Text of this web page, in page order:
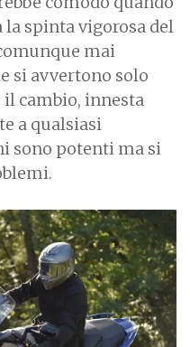
la spinta vigorosa del
mai
si avvertono solo
il cambio, innesta
a qualsiasi
sono potenti ma si